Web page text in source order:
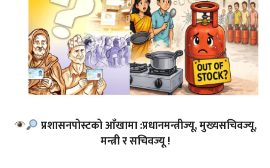
प्रशासनपोस्टको आँखामा :प्रधानमन्त्रीज्यू, मुख्यसचिवज्यू,
मन्त्री र सचिवज्यू !